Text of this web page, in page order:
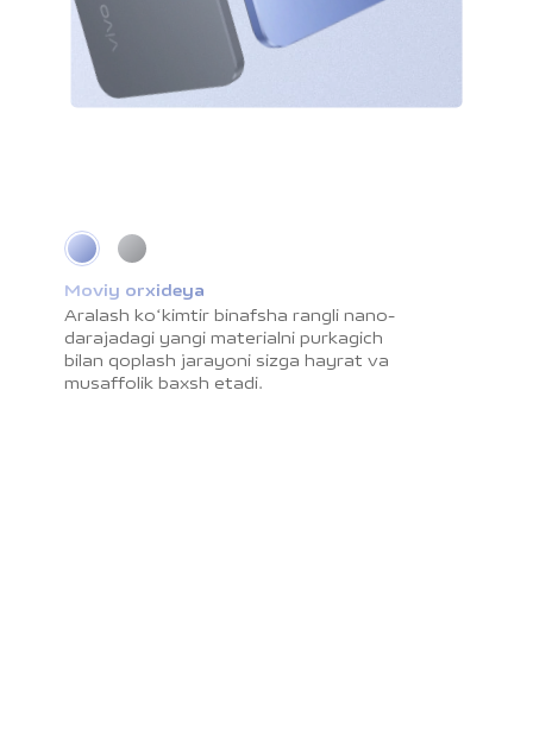
Moviy orxideya
Aralash koʻkimtir binafsha rangli nano-
darajadagi yangi materialni purkagich
bilan qoplash jarayoni sizga hayrat va
musaffolik baxsh etadi.
Fazoviy kulrang
Barmoq izlari saqlanmaydigan ochiq
rangli soyali tekstura va silliq yuza sizni
hayratda qoldiradi. Bu rang sizga
sokinlik va xotirjamlik baxsh etadi.